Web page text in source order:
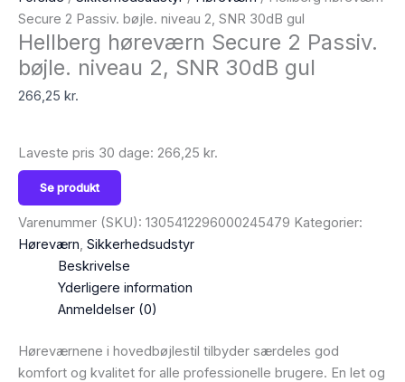
Secure 2 Passiv. bøjle. niveau 2, SNR 30dB gul
Hellberg høreværn Secure 2 Passiv.
bøjle. niveau 2, SNR 30dB gul
266,25 kr.
Laveste pris 30 dage: 266,25 kr.
Se produkt
Varenummer (SKU): 1305412296000245479 Kategorier:
Høreværn, Sikkerhedsudstyr
Beskrivelse
Yderligere information
Anmeldelser (0)
Høreværnene i hovedbøjlestil tilbyder særdeles god
komfort og kvalitet for alle professionelle brugere. En let og